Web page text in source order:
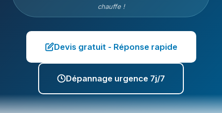
chauffe !
Devis gratuit - Réponse rapide
Dépannage urgence 7j/7